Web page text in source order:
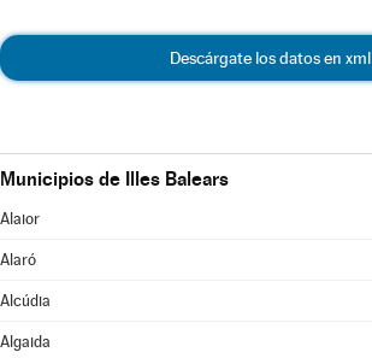
Descárgate los datos en xml
Municipios de Illes Balears
Alaior
Alaró
Alcúdia
Algaida